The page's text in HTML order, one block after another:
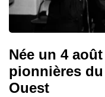
Née un 4
pionnières
Ouest